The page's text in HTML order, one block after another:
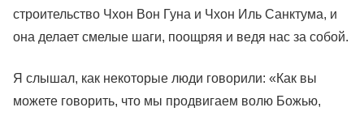
строительство Чхон Вон Гуна и Чхон Иль Санктума, и
она делает смелые шаги, поощряя и ведя нас за собой.
Я слышал, как некоторые люди говорили: «Как вы
можете говорить, что мы продвигаем волю Божью,